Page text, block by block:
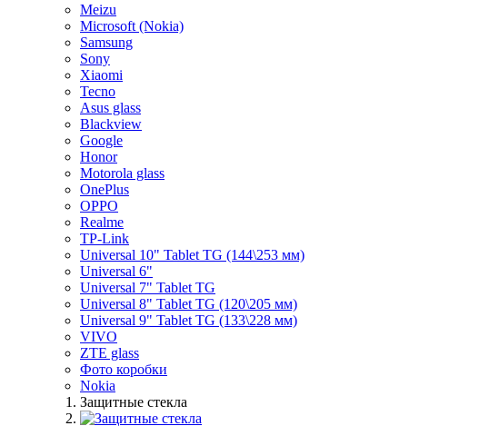
Meizu
Microsoft (Nokia)
Samsung
Sony
Xiaomi
Tecno
Asus glass
Blackview
Google
Honor
Motorola glass
OnePlus
OPPO
Realme
TP-Link
Universal 10" Tablet TG (144\253 мм)
Universal 6"
Universal 7" Tablet TG
Universal 8" Tablet TG (120\205 мм)
Universal 9" Tablet TG (133\228 мм)
VIVO
ZTE glass
Фото коробки
Nokia
Защитные стекла